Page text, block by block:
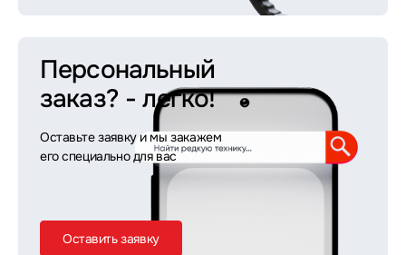
Персональный
заказ? - легко!
Оставьте заявку и мы закажем
его специально для вас
Оставить заявку